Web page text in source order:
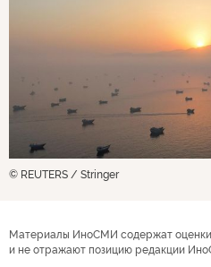
© REUTERS / Stringer
Материалы ИноСМИ содержат
и не отражают позицию редакции